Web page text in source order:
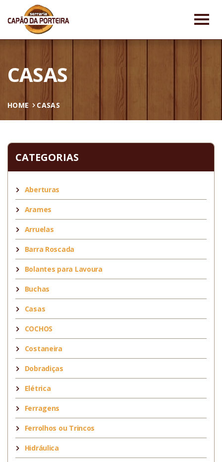
CASAS
HOME CASAS
CATEGORIAS
Aberturas
Arames
Arruelas
Barra Roscada
Bolantes para Lavoura
Buchas
Casas
COCHOS
Costaneira
Dobradiças
Elétrica
Ferragens
Ferrolhos ou Trincos
Hidráulica